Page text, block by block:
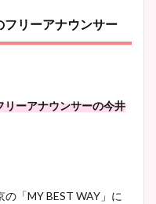
フリーアナウンサー
ーアナウンサーの今井
「MY BEST WAY」に